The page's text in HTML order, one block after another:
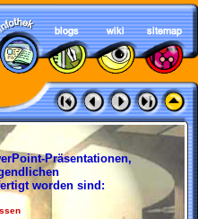
Präsentationen,
worden sind: